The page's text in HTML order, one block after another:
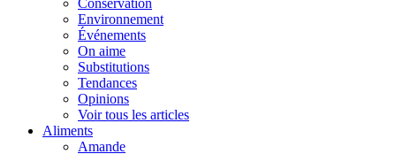
Conservation
Environnement
Événements
On aime
Substitutions
Tendances
Opinions
Voir tous les articles
Aliments
Amande